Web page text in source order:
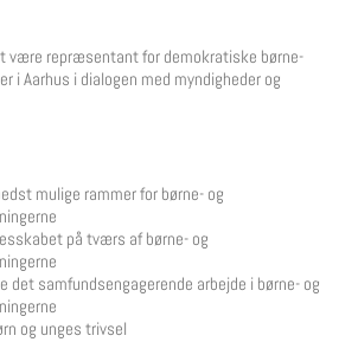
være repræsentant for demokratiske børne-
i Aarhus i dialogen med myndigheder og
mulige rammer for børne- og
på tværs af børne- og
det samfundsengagerende arbejde i børne- og
og unges trivsel